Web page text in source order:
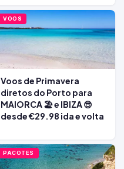
VOOS
Voos de Primavera
diretos do Porto para
MAIORCA 🏖️ e IBIZA 😎
desde €29.98 ida e volta
PACOTES